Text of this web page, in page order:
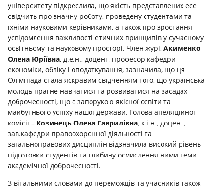
університету підкреслила, що якість представлених есе
свідчить про значну роботу, проведену студентами та
їхніми науковими керівниками, а також про зростання
усвідомлення важливості етичних принципів у сучасному
освітньому та науковому просторі. Член журі, Акименко
Олена Юріївна, д.е.н., доцент, професор кафедри
економіки, обліку і оподаткування, зазначила, що ця
Олімпіада стала яскравим свідченням того, що українська
молодь прагне навчатися та розвиватися на засадах
доброчесності, що є запорукою якісної освіти та
майбутнього успіху нашої держави. Голова апеляційної
комісії – Козинець Олена Гаврилівна, к.і.н., доцент,
зав.кафедри правоохоронної діяльності та
загальноправових дисциплін відзначила високий рівень
підготовки студентів та глибину осмислення ними теми
академічної доброчесності.
З вітальними словами до переможців та учасників також